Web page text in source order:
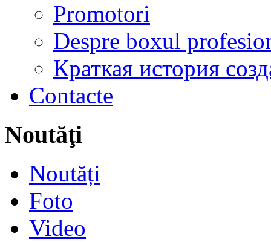
Promotori
Despre boxul
Краткая история
Contacte
Noutăţi
Noutăți
Foto
Video